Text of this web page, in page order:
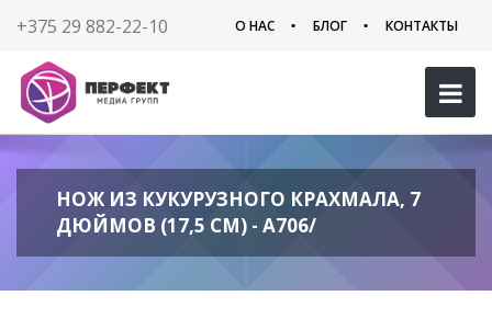
+375 29 882-22-10 О НАС БЛОГ КОНТАКТЫ
НОЖ ИЗ КУКУРУЗНОГО КРАХМАЛА, 7
ДЮЙМОВ (17,5 СМ) - A706/